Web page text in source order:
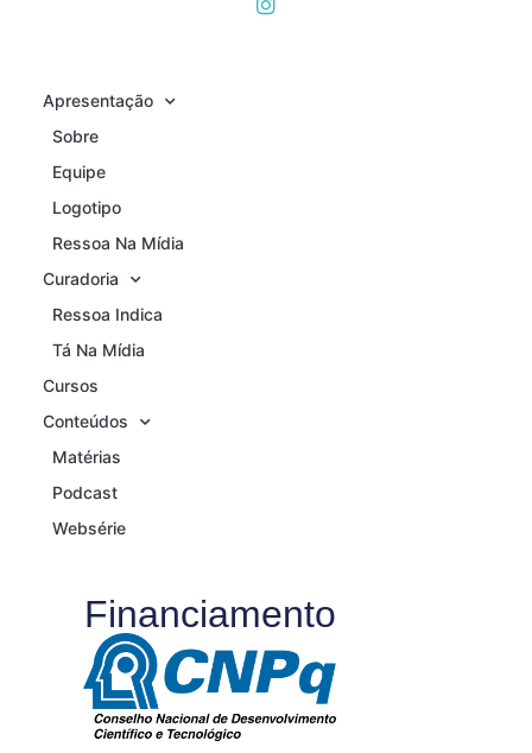
Apresentação
Sobre
Equipe
Logotipo
Ressoa Na Mídia
Curadoria
Ressoa Indica
Tá Na Mídia
Cursos
Conteúdos
Matérias
Podcast
Websérie
Financiamento